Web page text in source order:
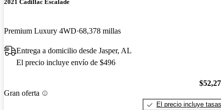
2021 Cadillac Escalade
Premium Luxury 4WD 68,378 millas
Entrega a domicilio desde Jasper, AL
El precio incluye envío de $496
Gran oferta
El precio incluye tasas